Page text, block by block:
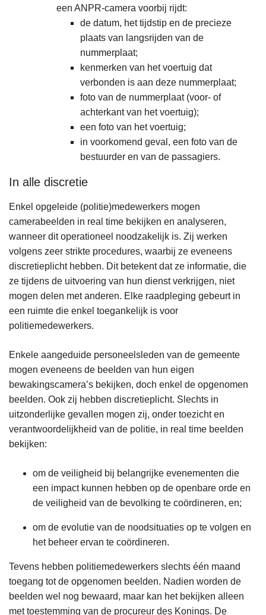
een ANPR-camera voorbij rijdt:
de datum, het tijdstip en de precieze
plaats van langsrijden van de
nummerplaat;
kenmerken van het voertuig dat
verbonden is aan deze nummerplaat;
foto van de nummerplaat (voor- of
achterkant van het voertuig);
een foto van het voertuig;
in voorkomend geval, een foto van de
bestuurder en van de passagiers.
In alle discretie
Enkel opgeleide (politie)medewerkers mogen
camerabeelden in real time bekijken en analyseren,
wanneer dit operationeel noodzakelijk is. Zij werken
volgens zeer strikte procedures, waarbij ze eveneens
discretieplicht hebben. Dit betekent dat ze informatie, die
ze tijdens de uitvoering van hun dienst verkrijgen, niet
mogen delen met anderen. Elke raadpleging gebeurt in
een ruimte die enkel toegankelijk is voor
politiemedewerkers.
Enkele aangeduide personeelsleden van de gemeente
mogen eveneens de beelden van hun eigen
bewakingscamera’s bekijken, doch enkel de opgenomen
beelden. Ook zij hebben discretieplicht. Slechts in
uitzonderlijke gevallen mogen zij, onder toezicht en
verantwoordelijkheid van de politie, in real time beelden
bekijken:
om de veiligheid bij belangrijke evenementen die
een impact kunnen hebben op de openbare orde en
de veiligheid van de bevolking te coördineren, en;
om de evolutie van de noodsituaties op te volgen en
het beheer ervan te coördineren.
Tevens hebben politiemedewerkers slechts één maand
toegang tot de opgenomen beelden. Nadien worden de
beelden wel nog bewaard, maar kan het bekijken alleen
met toestemming van de procureur des Konings. De